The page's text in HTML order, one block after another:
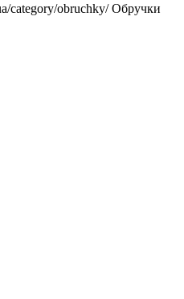
category/obruchky/Обручки